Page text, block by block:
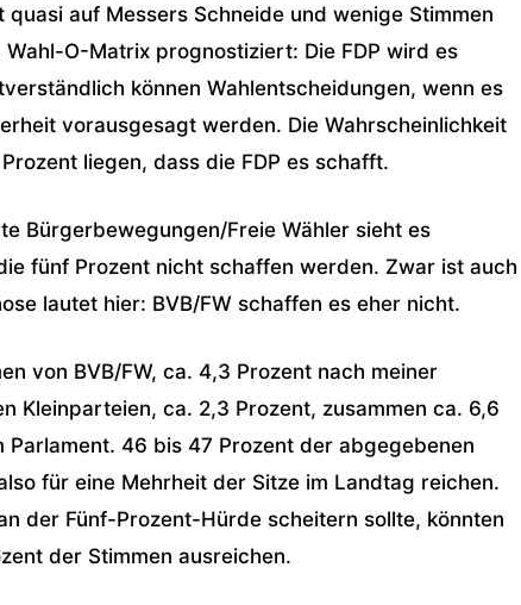
auf Messers Schneide und wenige Stimmen
O-Matrix prognostiziert: Die FDP wird es
können Wahlentscheidungen, wenn es
vorausgesagt werden. Die Wahrscheinlichkeit
liegen, dass die FDP es schafft.
Bürgerbewegungen/Freie Wähler sieht es
fünf Prozent nicht schaffen werden. Zwar ist auch
lautet hier: BVB/FW schaffen es eher nicht.
von BVB/FW, ca. 4,3 Prozent nach meiner
Kleinparteien, ca. 2,3 Prozent, zusammen ca. 6,6
46 bis 47 Prozent der abgegebenen
für eine Mehrheit der Sitze im Landtag reichen.
der Fünf-Prozent-Hürde scheitern sollte, könnten
der Stimmen ausreichen.